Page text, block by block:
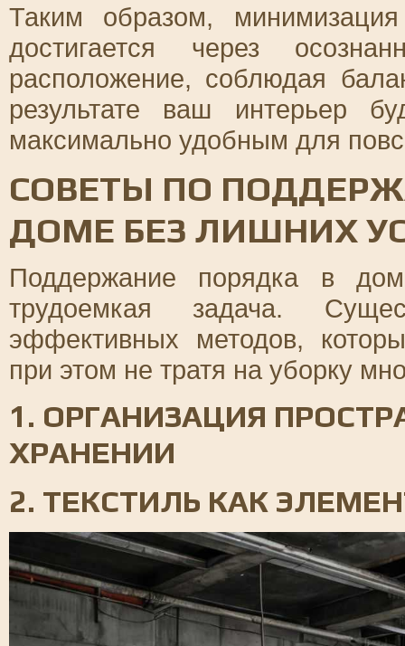
Таким образом,
достигается через
расположение, соблюдая
результате ваш интерьер
максимально удобным для
СОВЕТЫ ПО
ДОМЕ БЕЗ ЛИШНИХ
Поддержание порядка в
трудоемкая задача.
эффективных методов,
при этом не тратя на уборку
1. ОРГАНИЗАЦИЯ
ХРАНЕНИИ
2. ТЕКСТИЛЬ КАК